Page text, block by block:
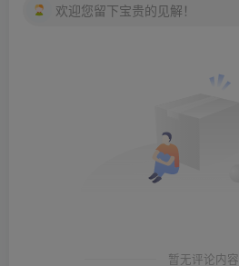
欢迎您留下宝贵的见解！
暂无评论内容